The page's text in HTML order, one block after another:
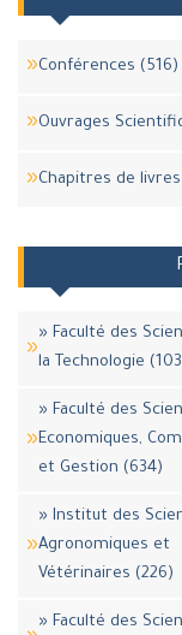
Conférences (516)
Ouvrages
Chapitres de livres
» Faculté des
la Technologie
» Faculté des
Economiques,
et Gestion (634)
» Institut des
Agronomiques et
Vétérinaires (226)
» Faculté des